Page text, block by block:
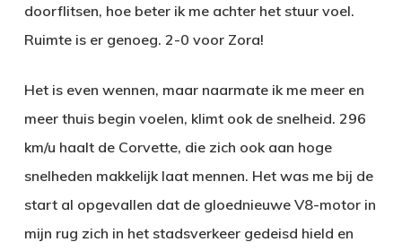
doorflitsen, hoe beter ik me achter het stuur voel.
Ruimte is er genoeg. 2-0 voor Zora!
Het is even wennen, maar naarmate ik me meer en
meer thuis begin voelen, klimt ook de snelheid. 296
km/u haalt de Corvette, die zich ook aan hoge
snelheden makkelijk laat mennen. Het was me bij de
start al opgevallen dat de gloednieuwe V8-motor in
mijn rug zich in het stadsverkeer gedeisd hield en